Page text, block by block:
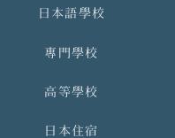
日本語學校
專門學校
高等學校
日本住宿